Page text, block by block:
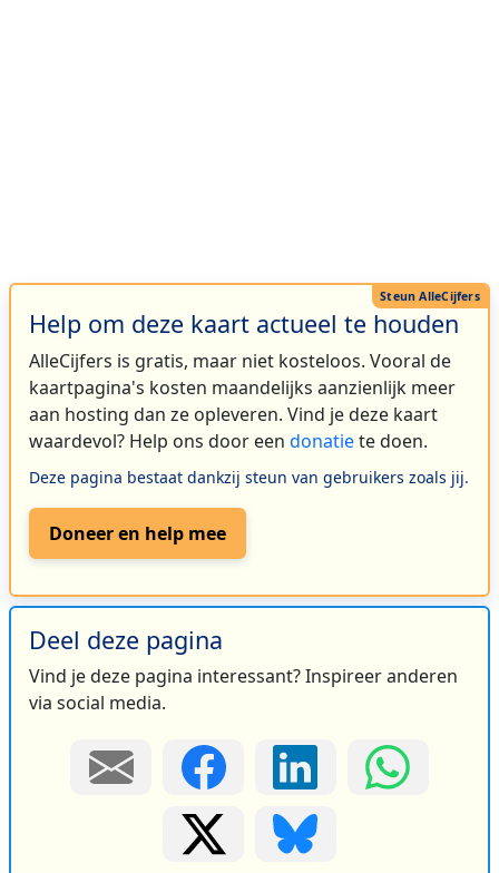
Help om deze kaart actueel te houden
AlleCijfers is gratis, maar niet kosteloos. Vooral de
kaartpagina's kosten maandelijks aanzienlijk meer
aan hosting dan ze opleveren. Vind je deze kaart
waardevol? Help ons door een donatiete doen.
Deze pagina bestaat dankzij steun van gebruikers zoals jij.
Doneer en help mee
Deel deze pagina
Vind je deze pagina interessant? Inspireer anderen
via social media.